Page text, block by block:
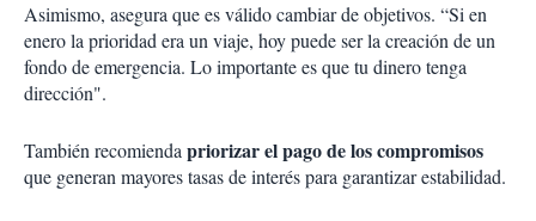
Asimismo, asegura que es válido cambiar de objetivos. “Si en
enero la prioridad era un viaje, hoy puede ser la creación de un
fondo de emergencia. Lo importante es que tu dinero tenga
dirección".
También recomiendapriorizar el pago de los compromisos
que generan mayores tasas de interés para garantizar estabilidad.